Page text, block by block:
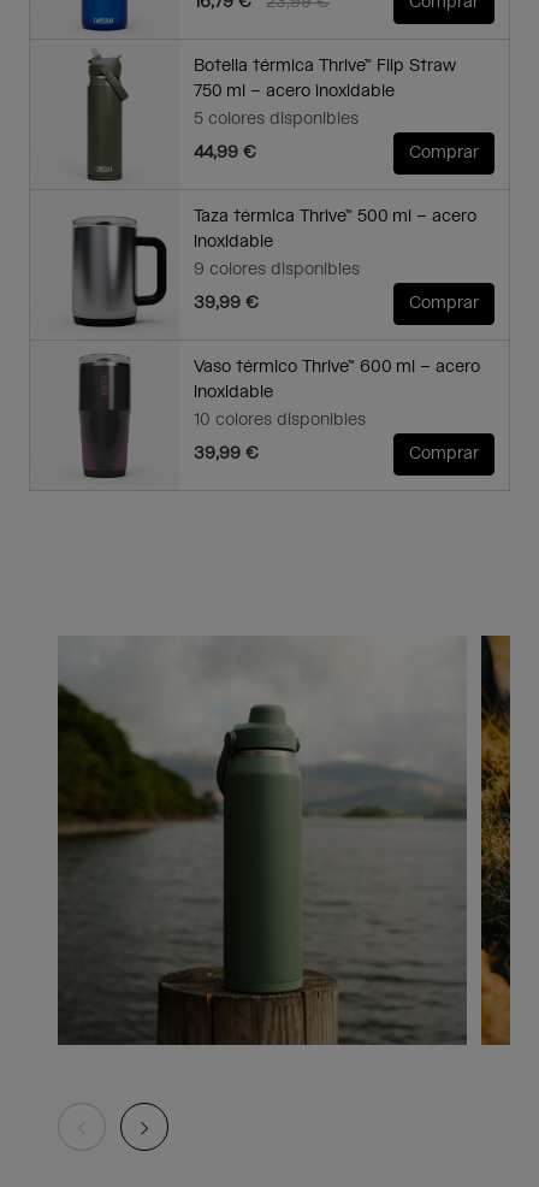
Botella térmica Thrive™ Flip Straw
750 ml – acero inoxidable
5 colores disponibles
44,99 €
Comprar
Taza térmica Thrive™ 500 ml – acero
inoxidable
9 colores disponibles
39,99 €
Comprar
Vaso térmico Thrive™ 600 ml – acero
inoxidable
10 colores disponibles
39,99 €
Comprar